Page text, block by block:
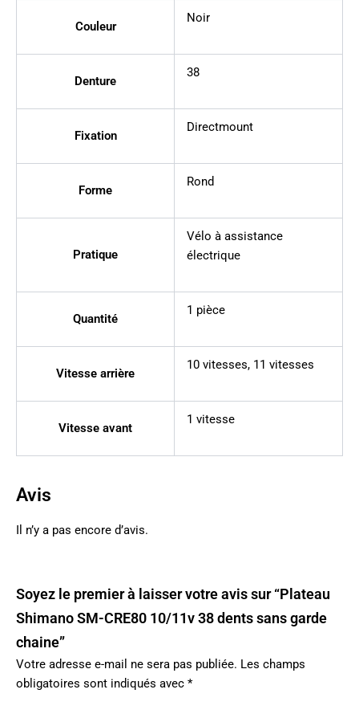
Couleur
Noir
Denture
38
Fixation
Directmount
Forme
Rond
Pratique
Vélo à assistance
électrique
Quantité
1 pièce
Vitesse arrière
10 vitesses, 11 vitesses
Vitesse avant
1 vitesse
Avis
Il n’y a pas encore d’avis.
Soyez le premier à laisser votre avis sur “Plateau
Shimano SM-CRE80 10/11v 38 dents sans garde
chaine”
Votre adresse e-mail ne sera pas publiée. Les champs
obligatoires sont indiqués avec *